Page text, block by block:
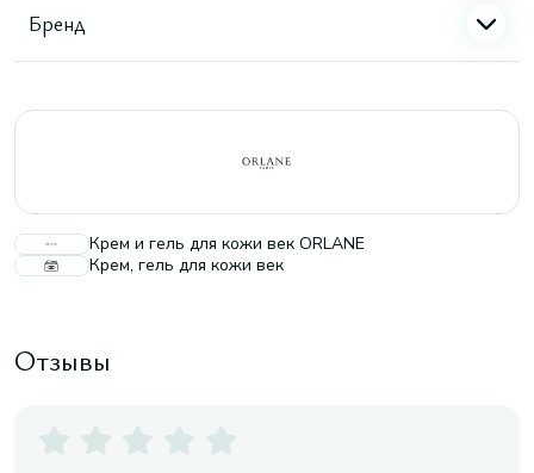
Бренд
Крем и гель для кожи век ORLANE
Крем, гель для кожи век
Отзывы